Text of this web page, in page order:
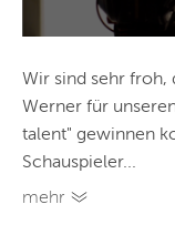
Wir sind sehr froh,
Werner für
talent" gewinnen
Schauspieler...
mehr